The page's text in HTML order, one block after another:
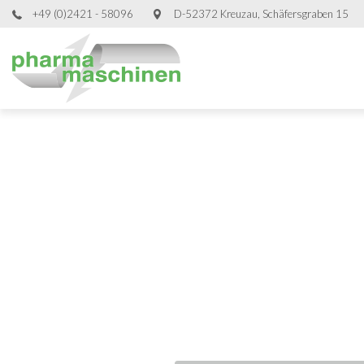
+49 (0)2421 - 58096 D-52372 Kreuzau, Schäfersgraben 15